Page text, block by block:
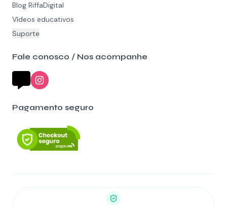
Blog RiffaDigital
Vídeos educativos
Suporte
Fale conosco / Nos acompanhe
Pagamento seguro